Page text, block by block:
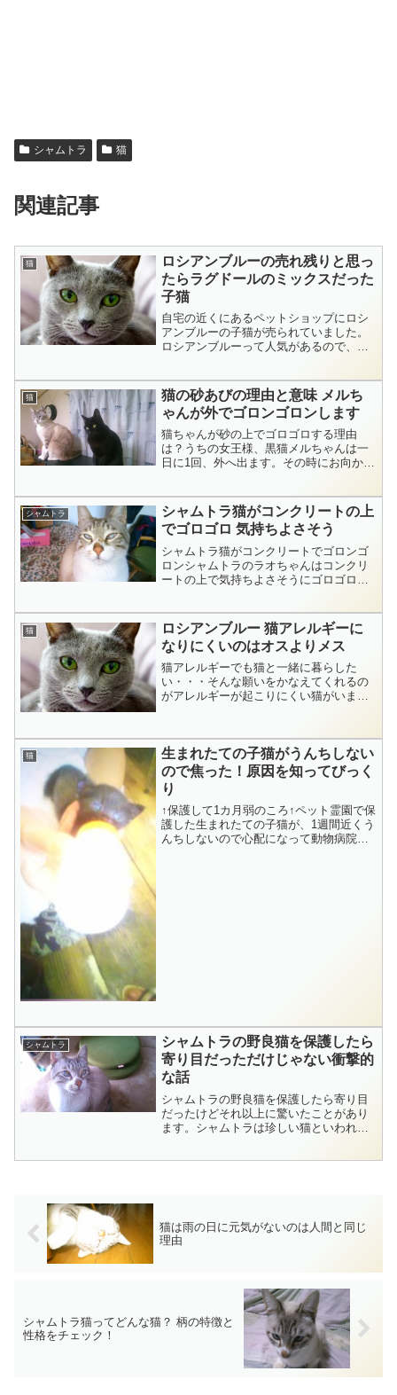
シャムトラ 猫
関連記事
猫
ロシアンブルーの売れ残りと思っ
たらラグドールのミックスだった
子猫
自宅の近くにあるペットショップにロシ
アンブルーの子猫が売られていました。
ロシアンブルーって人気があるので、す
(adsbygoogle = window.adsbygoogl...
猫
猫の砂あびの理由と意味 メルち
ゃんが外でゴロンゴロンします
猫ちゃんが砂の上でゴロゴロする理由
は？うちの女王様、黒猫メルちゃんは一
日に1回、外へ出ます。その時にお向かい
そうにゴロンゴロンしているメルちゃん↓
ご近所さんに迷惑になら...
シャムトラ
シャムトラ猫がコンクリートの上
でゴロゴロ 気持ちよさそう
シャムトラ猫がコンクリートでゴロンゴ
ロンシャムトラのラオちゃんはコンクリ
ートの上で気持ちよさそうにゴロゴロし
ンクリ―トの電柱でゴロンゴロン、スリ
スリするのがすくです。な...
猫
ロシアンブルー 猫アレルギーに
なりにくいのはオスよりメス
猫アレルギーでも猫と一緒に暮らした
い・・・そんな願いをかなえてくれるの
がアレルギーが起こりにくい猫がいま
アンブルーの他にアレルギーが起こりに
くい猫種について調べて分かっ...
猫
生まれたての子猫がうんちしない
ので焦った！原因を知ってびっく
り
↑保護して1カ月弱のころ↑ペット霊園で保
護した生まれたての子猫が、1週間近くう
んちしないので心配になって動物病院で
シャムトラ
シャムトラの野良猫を保護したら
寄り目だっただけじゃない衝撃的
な話
シャムトラの野良猫を保護したら寄り目
だったけどそれ以上に驚いたことがあり
ます。シャムトラは珍しい猫といわれま
猫は雨の日に元気がないのは人間と同じ
理由
シャムトラ猫ってどんな猫？ 柄の特徴と
性格をチェック！